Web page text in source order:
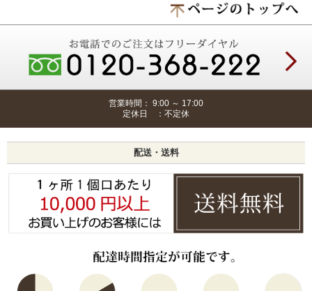
営業時間： 9:00 ～ 17:00
定休日 ：不定休
配送・送料